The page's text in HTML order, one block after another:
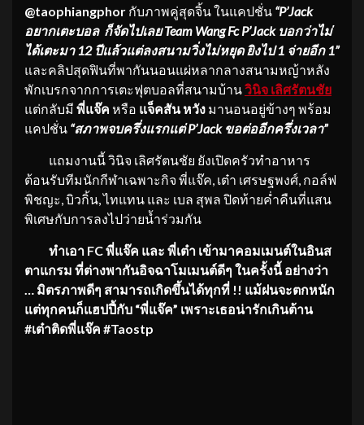
@taophiangphor กับภาพคู่สุดจิ้น ในแคปชั่น “P’Jack
อยากเตะบอล ก็จัดไปเลย Team Wang Fc P’Jack บอกว่าไม่
ได้เตะมา 12 ปีแล้วแต่ลงสนามวิ่งไม่หยุด ยิงไป 1 จ่ายอีก 1”
และคลิปสุดฟินที่พากันนอนแผ่หลากลางสนามหญ้าหลัง
พักเบรกจากการเตะฟุตบอลที่สนามบ้านวินิจ เลิศรัตนชัย
แต่กลับมี พี่แจ๊ค หรือ แจ็คสัน หวัง มานอนอยู่ข้างๆ พร้อม
แคปชั่น “สภาพจบครึ่งแรกแต่P’Jack ขอต่ออีกครึ่งเวลา”
แถมงานนี้ วินิจ เลิศรัตนชัย ยังเปิดครัวทำอาหาร
ต้อนรับทีมนักกีฬาเฉพาะกิจ พี่แจ๊ค, เต๋า เศรษฐพงศ์, กอล์ฟ
พิชญะ, บิวกิ้น, ไทแทน และ เบล สุพล ปิดท้ายค่ำคืนที่แสน
พิเศษกับการลงไปว่ายน้ำร่วมกัน
ทำเอา FC พี่แจ๊ค และ พี่เต๋า เข้ามาคอมเมนต์ในอินส
ตาแกรม ที่ต่างพากันอิจฉาโมเมนต์ดีๆ ในครั้งนี้ อย่างว่า
… มิตรภาพดีๆ สามารถเกิดขึ้นได้ทุกที่ !! แม้ฝนจะตกหนัก
แต่ทุกคนก็แฮปปี้กับ “พี่แจ๊ค” เพราะเธอน่ารักเกินต้าน
#เต๋าติดพี่แจ๊ค #Taostp